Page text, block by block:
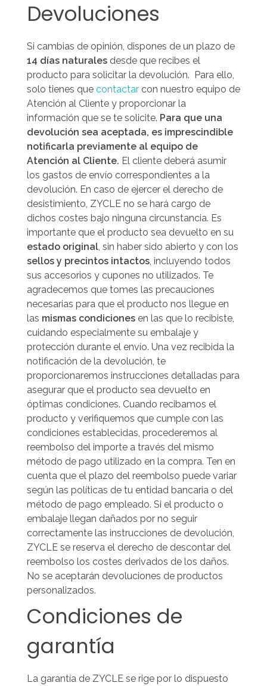
Devoluciones
Si cambias de opinión, dispones de un plazo de
14 días naturales desde que recibes el
producto para solicitar la devolución. Para ello,
solo tienes que contactar con nuestro equipo de
Atención al Cliente y proporcionar la
información que se te solicite. Para que una
devolución sea aceptada, es imprescindible
notificarla previamente al equipo de
Atención al Cliente. El cliente deberá asumir
los gastos de envío correspondientes a la
devolución. En caso de ejercer el derecho de
desistimiento, ZYCLE no se hará cargo de
dichos costes bajo ninguna circunstancia. Es
importante que el producto sea devuelto en su
estado original, sin haber sido abierto y con los
sellos y precintos intactos, incluyendo todos
sus accesorios y cupones no utilizados. Te
agradecemos que tomes las precauciones
necesarias para que el producto nos llegue en
las mismas condiciones en las que lo recibiste,
cuidando especialmente su embalaje y
protección durante el envío. Una vez recibida la
notificación de la devolución, te
proporcionaremos instrucciones detalladas para
asegurar que el producto sea devuelto en
óptimas condiciones. Cuando recibamos el
producto y verifiquemos que cumple con las
condiciones establecidas, procederemos al
reembolso del importe a través del mismo
método de pago utilizado en la compra. Ten en
cuenta que el plazo del reembolso puede variar
según las políticas de tu entidad bancaria o del
método de pago empleado. Si el producto o
embalaje llegan dañados por no seguir
correctamente las instrucciones de devolución,
ZYCLE se reserva el derecho de descontar del
reembolso los costes derivados de los daños.
No se aceptarán devoluciones de productos
personalizados.
Condiciones de
garantía
La garantía de ZYCLE se rige por lo dispuesto